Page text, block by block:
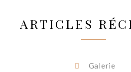
ARTICLES
Galerie